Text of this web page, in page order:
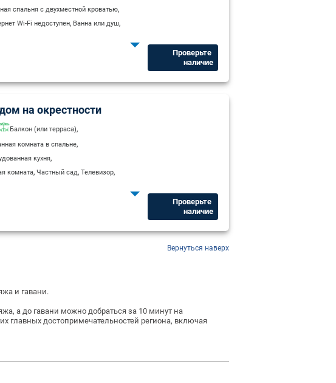
спальня с двухместной кроватью,
Wi-Fi недоступен, Ванна или душ,
Проверьте ​
наличие
на окрестности
Балкон (или терраса),
комната в спальне,
кухня,
комната, Частный сад, Телевизор,
Проверьте ​
наличие
Вернуться наверх
и гавани.
а до гавани можно добраться за 10 минут на
главных достопримечательностей региона, включая